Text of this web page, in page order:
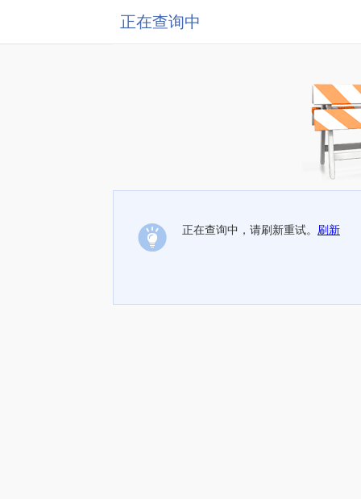
正在查询中
正在查询中，请刷新重试。 刷新